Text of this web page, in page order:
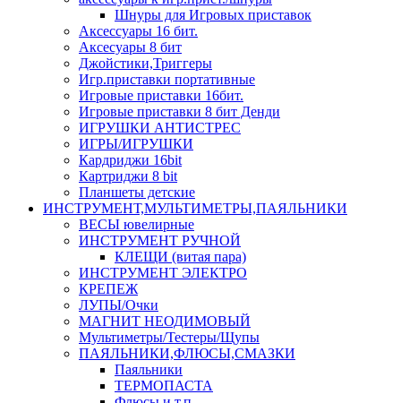
Шнуры для Игровых приставок
Аксессуары 16 бит.
Аксесуары 8 бит
Джойстики,Триггеры
Игр.приставки портативные
Игровые приставки 16бит.
Игровые приставки 8 бит Денди
ИГРУШКИ АНТИСТРЕС
ИГРЫ/ИГРУШКИ
Кардриджи 16bit
Картриджи 8 bit
Планшеты детские
ИНСТРУМЕНТ,МУЛЬТИМЕТРЫ,ПАЯЛЬНИКИ
ВЕСЫ ювелирные
ИНСТРУМЕНТ РУЧНОЙ
КЛЕЩИ (витая пара)
ИНСТРУМЕНТ ЭЛЕКТРО
КРЕПЕЖ
ЛУПЫ/Очки
МАГНИТ НЕОДИМОВЫЙ
Мультиметры/Тестеры/Щупы
ПАЯЛЬНИКИ,ФЛЮСЫ,СМАЗКИ
Паяльники
ТЕРМОПАСТА